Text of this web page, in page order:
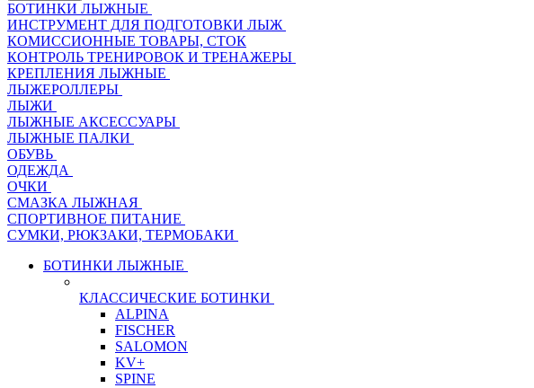
БОТИНКИ ЛЫЖНЫЕ
ИНСТРУМЕНТ ДЛЯ ПОДГОТОВКИ ЛЫЖ
КОМИССИОННЫЕ ТОВАРЫ, СТОК
КОНТРОЛЬ ТРЕНИРОВОК И ТРЕНАЖЕРЫ
КРЕПЛЕНИЯ ЛЫЖНЫЕ
ЛЫЖЕРОЛЛЕРЫ
ЛЫЖИ
ЛЫЖНЫЕ АКСЕССУАРЫ
ЛЫЖНЫЕ ПАЛКИ
ОБУВЬ
ОДЕЖДА
ОЧКИ
СМАЗКА ЛЫЖНАЯ
СПОРТИВНОЕ ПИТАНИЕ
СУМКИ, РЮКЗАКИ, ТЕРМОБАКИ
БОТИНКИ ЛЫЖНЫЕ
КЛАССИЧЕСКИЕ БОТИНКИ
ALPINA
FISCHER
SALOMON
KV+
SPINE